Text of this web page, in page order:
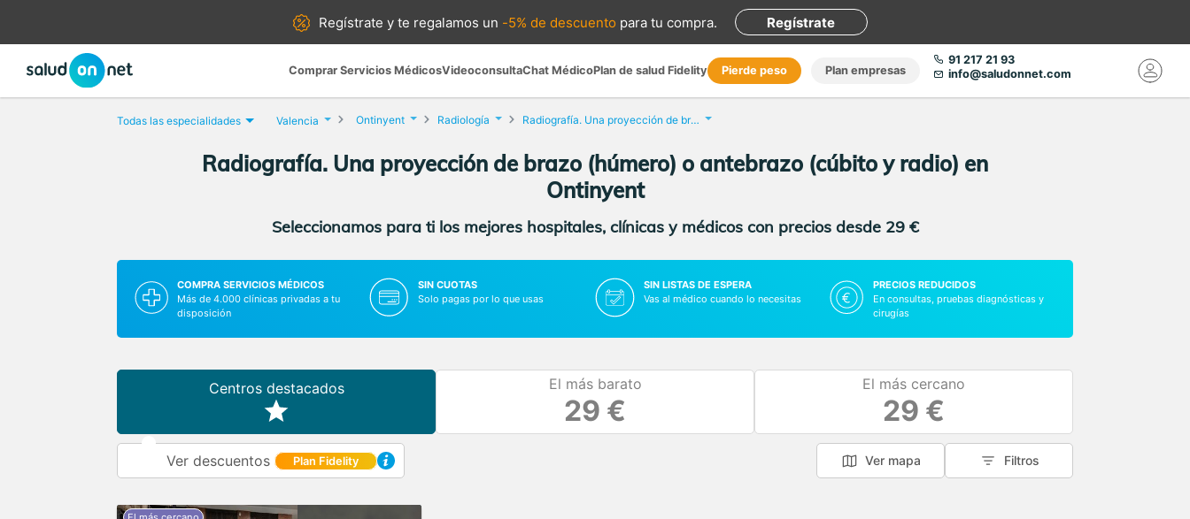
Regístrate yte regalamos un -5% de descuento para tu compra. Regístrate
Comprar Servicios MédicosVideoconsultaChat MédicoPlan de salud Fidelity Pierde peso Plan empresas
91 217 21 93
info@saludonnet.com
Todas las especialidades Valencia Ontinyent Radiología Radiografía. Una proyección de brazo (húmero) o antebrazo (cúbito y radio)
Radiografía. Una proyección de brazo (húmero) o antebrazo (cúbito y radio) en
Ontinyent
Seleccionamos para ti los mejores hospitales, clínicas y médicos con precios desde 29 €
COMPRA SERVICIOS MÉDICOS
Más de 4.000 clínicas privadas a tu
disposición
SIN CUOTAS
Solo pagas por lo que usas
SIN LISTAS DE ESPERA
Vas al médico cuando lo necesitas
PRECIOS REDUCIDOS
En consultas, pruebas diagnósticas y
cirugías
Centros destacados El más barato
29 €
El más cercano
29 €
Ver descuentos Plan Fidelity Ver mapa Filtros